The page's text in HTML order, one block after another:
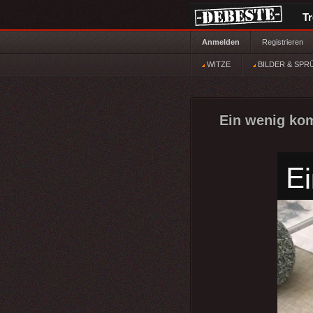
Anmelden Registrieren
WITZE BILDER &
Ein wenig